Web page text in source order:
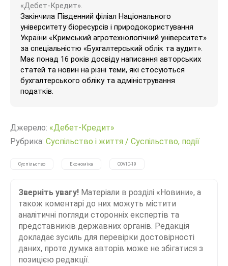
«Дебет-Кредит».
Закінчила Південний філіал Національного
університету біоресурсів і природокористування
України «Кримський агротехнологічний університет»
за спеціальністю «Бухгалтерський облік та аудит».
Має понад 16 років досвіду написання авторських
статей та новин на різні теми, які стосуються
бухгалтерського обліку та адміністрування
податків.
Джерело: «Дебет-Кредит»
Рубрика: Суспільство і життя / Суспільство, події
Суспільство Економіка COVID-19
Зверніть увагу! Матеріали в розділі «Новини», а
також коментарі до них можуть містити
аналітичні погляди сторонніх експертів та
представників державних органів. Редакція
докладає зусиль для перевірки достовірності
даних, проте думка авторів може не збігатися з
позицією редакції.